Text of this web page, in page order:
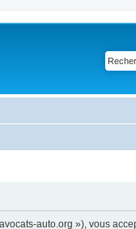
auto.org »), vous